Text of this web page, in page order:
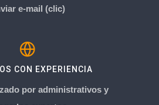
e-mail (clic)
CON EXPERIENCIA
por administrativos y